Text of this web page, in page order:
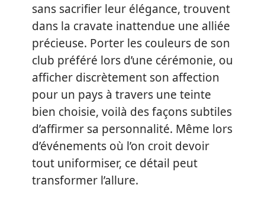
sans sacrifier leur élégance, trouvent
dans la cravate inattendue une alliée
précieuse. Porter les couleurs de son
club préféré lors d’une cérémonie, ou
afficher discrètement son affection
pour un pays à travers une teinte
bien choisie, voilà des façons subtiles
d’affirmer sa personnalité. Même lors
d’événements où l’on croit devoir
tout uniformiser, ce détail peut
transformer l’allure.